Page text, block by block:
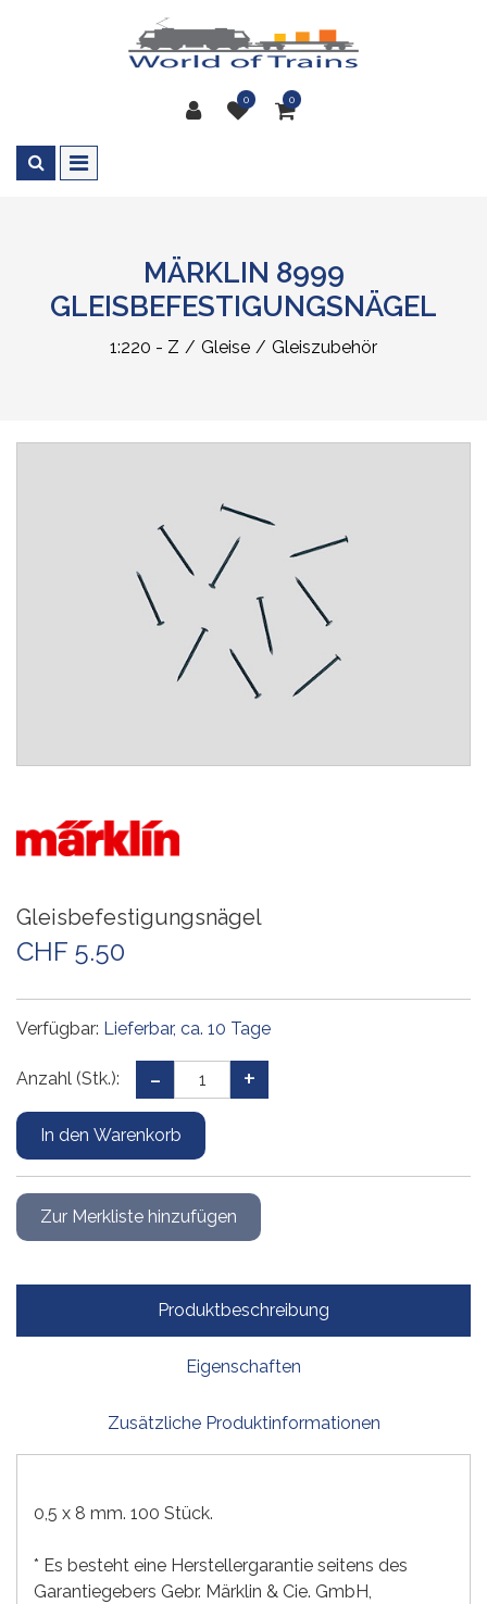
0 0
MÄRKLIN 8999
GLEISBEFESTIGUNGSNÄGEL
1:220 - Z Gleise Gleiszubehör
Gleisbefestigungsnägel
CHF 5.50
Verfügbar: Lieferbar, ca. 10 Tage
Anzahl (Stk.):
Produktbeschreibung
Eigenschaften
Zusätzliche Produktinformationen
0,5 x 8 mm. 100 Stück.
* Es besteht eine Herstellergarantie seitens des
Garantiegebers Gebr. Märklin & Cie. GmbH,